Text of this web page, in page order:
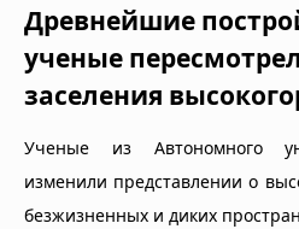
Древнейшие
ученые
заселения
Ученые из Автономного
изменили представлении о
безжизненных и диких